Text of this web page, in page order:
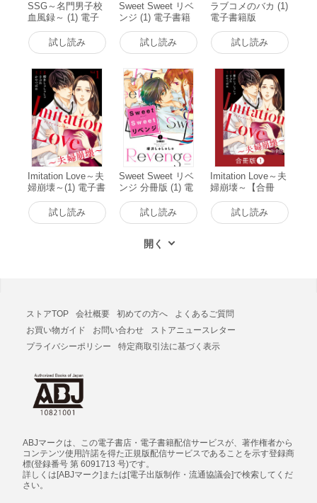
SSG～名門男子校
血風録～ (1) 電子
書籍版
試し読み
Sweet Sweet リベ
ンジ (1) 電子書籍
試し読み
ラブコメのバカ (1)
電子書籍版
試し読み
Imitation Love～夫
婦崩壊～(1) 電子書
籍版
試し読み
Sweet Sweet リベ
ンジ 分冊版 (1) 電
子書籍版
試し読み
Imitation Love～夫
婦崩壊～【合冊
版】(1) 電子書籍版
試し読み
ストアTOP 会社概要 初めての方へ
よくあるご質問
お買い物ガイド
お問い合わせ
ストアニュースレター
プライバシーポリシー
特定商取引法に基づく表示
ABJマークは、この電子書店・電子書籍配信サービスが、著作権者から
コンテンツ使用許諾を得た正規版配信サービスであることを示す登録商
標(登録番号 第 6091713 号)です。
詳しくは[ABJマーク]または[電子出版制作・流通協議会]で検索してくだ
さい。